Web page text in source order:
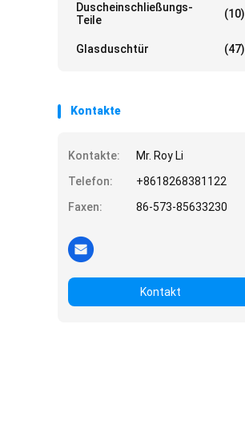
Duscheinschließungs-
Teile
(10)
Glasduschtür (47)
Kontakte
Kontakte:
Mr. Roy Li
Telefon:
+8618268381122
Faxen:
86-573-85633230
Kontakt